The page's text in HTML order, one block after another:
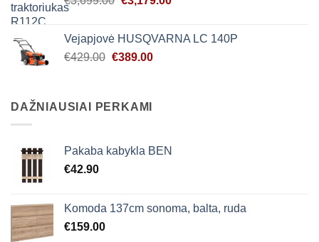
€3,699.00.€3,179.00.
Vejapjovė HUSQVARNA LC 140P
€429.00 Original
€429.00.
€389.00Current
DAŽNIAUSIAI PERKAMI
Pakaba kabykla BEN
€42.90
Komoda 137cm sonoma, balta, ruda
€159.00